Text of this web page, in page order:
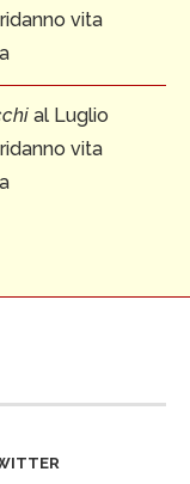
vita
al Luglio
vita